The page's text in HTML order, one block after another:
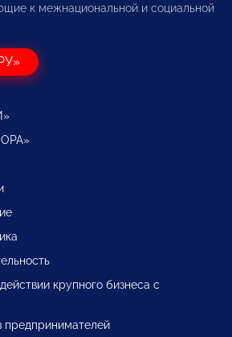
к межнациональной и социальной
крупного бизнеса с
предпринимателей